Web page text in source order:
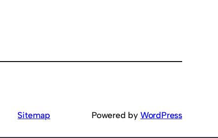
Sitemap Powered by WordPress